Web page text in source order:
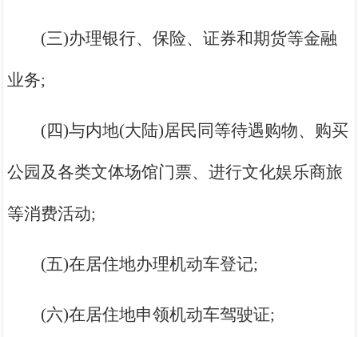
(三)办理银行、保险、证券和期货等金融
业务;
(四)与内地(大陆)居民同等待遇购物、购买
公园及各类文体场馆门票、进行文化娱乐商旅
等消费活动;
(五)在居住地办理机动车登记;
(六)在居住地申领机动车驾驶证;